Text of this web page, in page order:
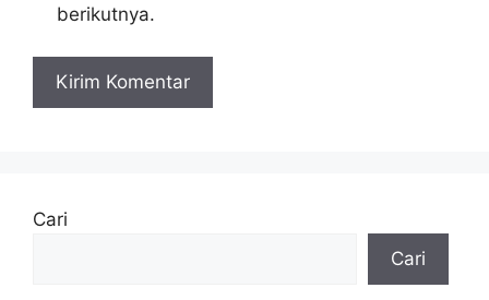
berikutnya.
Cari
Cari